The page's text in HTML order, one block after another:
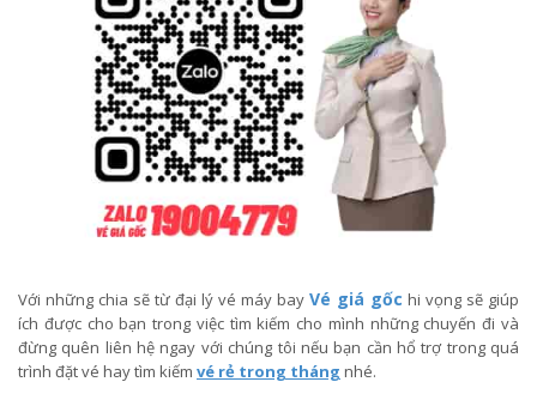
Với những chia sẽ từ đại lý vé máy bay Vé giá gốc hi vọng sẽ giúp
ích được cho bạn trong việc tìm kiếm cho mình những chuyến đi và
đừng quên liên hệ ngay với chúng tôi nếu bạn cần hổ trợ trong quá
trình đặt vé hay tìm kiếm vé rẻ trong tháng nhé.